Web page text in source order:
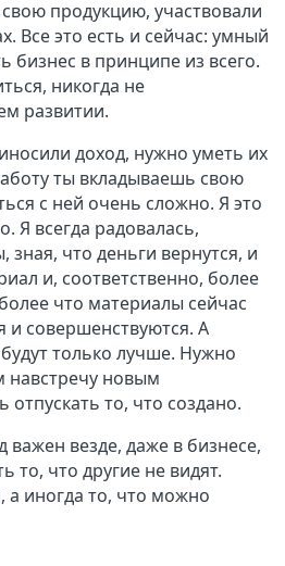
продукцию, участвовали
Все это есть и сейчас: умный
бизнес в принципе из всего.
никогда не
развитии.
доход, нужно уметь их
ты вкладываешь свою
с ней очень сложно. Я это
Я всегда радовалась,
зная, что деньги вернутся, и
и, соответственно, более
что материалы сейчас
и совершенствуются. А
только лучше. Нужно
навстречу новым
то, что создано.
важен везде, даже в бизнесе,
то, что другие не видят.
а иногда то, что можно